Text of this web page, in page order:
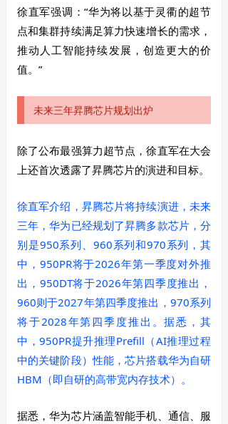
徐直军强调：“华为将以基于灵衢的超节
点和集群持续满足算力快速增长的需求，
推动人工智能持续发展，创造更大的价
值。”
未来三年昇腾芯片规划出炉
除了公布最强算力超节点，徐直军在大会
上还首次透露了昇腾芯片的演进和目标。
徐直军介绍，昇腾芯片将持续演进，未来
三年，华为已经规划了昇腾多款芯片，分
别是950系列、960系列和970系列，其
中，950PR将于2026年第一季度对外推
出，950DT将于2026年第四季度推出，
960则于2027年第四季度推出，970系列
将于2028年第四季度推出。据悉，其
中，950PR提升推理Prefill（AI推理过程
中的关键阶段）性能，芯片搭载华为自研
HBM（即自研的高带宽内存技术）。
据悉，华为芯片涵盖智能手机、通信、服